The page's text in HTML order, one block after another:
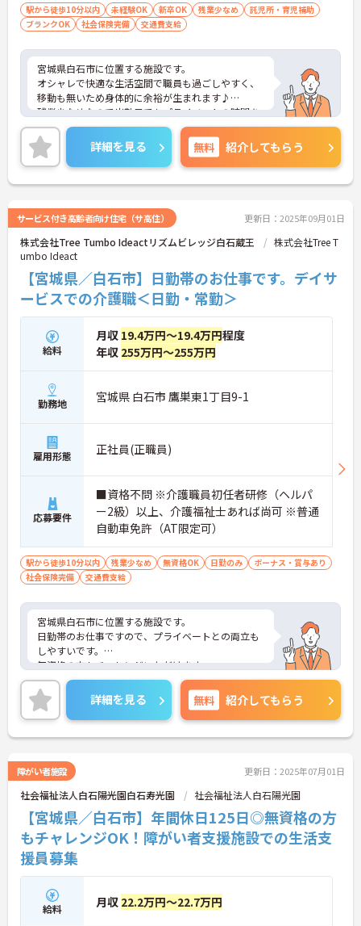
駅から徒歩10分以内 未経験OK 新卒OK 残業少なめ
託児所・育児補助
ブランクOK
社会保険完備 交通費支給
宮城県白石市に位置する施設です。
オシャレで快適な生活空間で職員も過ごしやすく、
移動も無いため身体的に余裕が生まれます♪
残業少なめなので出勤日でもプライベートの時間を
確保して頂けますよ◎
また福利厚生充実！安心して長く働ける環境が整っ
ています★
ご興味ある方には、面接対策ポイントなど、さらに
詳細をお話しいたしますのでお気軽にご相談くださ
詳細を見る 無料 紹介してもらう
サービス付き高齢者向け住宅（サ高住） 更新日：2025年09月01日
株式会社Tree Tumbo Ideactリズムビレッジ白石蔵王
株式会社Tree T
umbo Ideact
【宮城県／白石市】日勤帯のお仕事です。デイサ
ービスでの介護職＜日勤・常勤＞
給料
月収 19.4万円～19.4万円程度
年収 255万円～255万円
勤務地 宮城県 白石市 鷹巣東1丁目9-1
雇用形態 正社員(正職員)
応募要件
■資格不問 ※介護職員初任者研修（ヘルパ
ー2級）以上、介護福祉士あれば尚可 ※普通
自動車免許（AT限定可）
駅から徒歩10分以内 残業少なめ 無資格OK 日勤のみ
ボーナス・賞与あり
社会保険完備
交通費支給
宮城県白石市に位置する施設です。
日勤帯のお仕事ですので、プライベートとの両立も
しやすいです。
無資格の方もチャレンジいただけます。
ご興味ある方には、面接対策ポイントなど、さらに
詳細をお話しいたしますのでお気軽にご相談くださ
い！
詳細を見る 無料 紹介してもらう
障がい者施設 更新日：2025年07月01日
社会福祉法人白石陽光園白石寿光園 社会福祉法人白石陽光園
【宮城県／白石市】年間休日125日◎無資格の方
もチャレンジOK！障がい者支援施設での生活支
援員募集
給料 月収 22.2万円～22.7万円